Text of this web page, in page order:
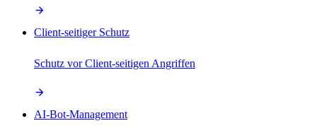
Client-seitiger Schutz
Schutz vor Client-seitigen Angriffen
AI-Bot-Management